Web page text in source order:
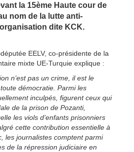
la 15ème Haute cour de
nom de la lutte anti-
dite KCK.
EELV, co-présidente de la
mixte UE-Turquie explique :
n’est pas un crime, il est le
démocratie. Parmi les
inculpés, figurent ceux qui
de la prison de Pozanti,
les viols d’enfants prisonniers
cette contribution essentielle à
les journalistes comptent parmi
de la répression judiciaire en